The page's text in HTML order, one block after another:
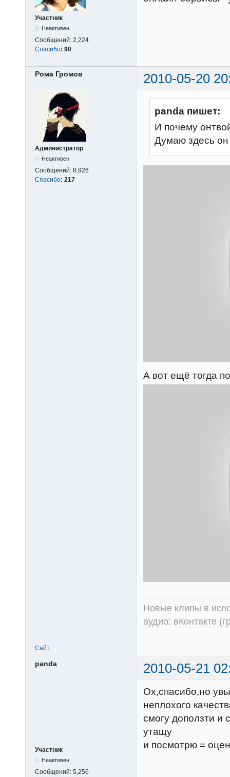
Участник
Неактивен
Сообщений: 2,224
Спасибо: 90
Рома Громов 2010-05-20
Администратор
Неактивен
Сообщений: 8,926
Спасибо: 217
panda пишет:
И почему
Думаю здесь он
А вот ещё тогда
Новые клипы в
аудио: вКонтакте
Сайт
panda 2010-05-21
Участник
Неактивен
Сообщений: 5,256
Ох,спасибо,но
неплохого
смогу доползти и
утащу
и посмотрю =